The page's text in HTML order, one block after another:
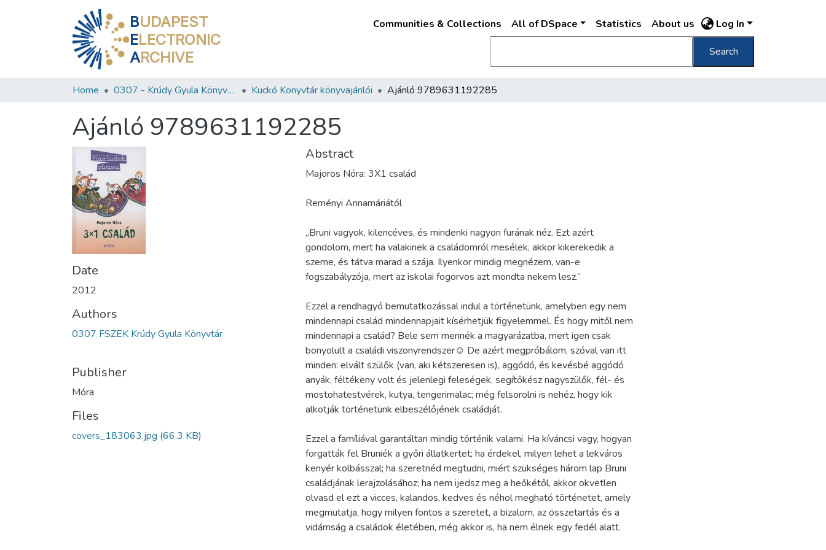
BUDAPEST
ELECTRONIC
ARCHIVE
Communities & Collections All of DSpace Statistics About us Log In
Search
Home 0307 - Krúdy Gyula Könyvtár Kuckó Könyvtár könyvajánlói Ajánló 9789631192285
Ajánló 9789631192285
Date
2012
Authors
0307 FSZEK Krúdy Gyula Könyvtár
Publisher
Móra
Files
covers_183063.jpg (66.3 KB)
Abstract
Majoros Nóra: 3X1 család
Reményi Annamáriától
„Bruni vagyok, kilencéves, és mindenki nagyon furának néz. Ezt azért
gondolom, mert ha valakinek a családomról mesélek, akkor kikerekedik a
szeme, és tátva marad a szája. Ilyenkor mindig megnézem, van-e
fogszabályzója, mert az iskolai fogorvos azt mondta nekem lesz.”
Ezzel a rendhagyó bemutatkozással indul a történetünk, amelyben egy nem
mindennapi család mindennapjait kísérhetjük figyelemmel. És hogy mitől nem
mindennapi a család? Bele sem mennék a magyarázatba, mert igen csak
bonyolult a családi viszonyrendszer☺ De azért megpróbálom, szóval van itt
minden: elvált szülők (van, aki kétszeresen is), aggódó, és kevésbé aggódó
anyák, féltékeny volt és jelenlegi feleségek, segítőkész nagyszülők, fél- és
mostohatestvérek, kutya, tengerimalac; még felsorolni is nehéz, hogy kik
alkotják történetünk elbeszélőjének családját.
Ezzel a famíliával garantáltan mindig történik valami. Ha kíváncsi vagy, hogyan
forgatták fel Bruniék a győri állatkertet; ha érdekel, milyen lehet a lekváros
kenyér kolbásszal; ha szeretnéd megtudni, miért szükséges három lap Bruni
családjának lerajzolásához; ha nem ijedsz meg a heőkétől, akkor okvetlen
olvasd el ezt a vicces, kalandos, kedves és néhol megható történetet, amely
megmutatja, hogy milyen fontos a szeretet, a bizalom, az összetartás és a
vidámság a családok életében, még akkor is, ha nem élnek egy fedél alatt.